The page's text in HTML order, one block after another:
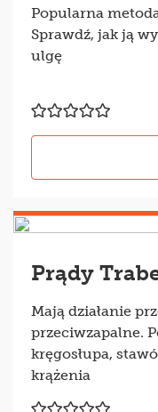
Popularna
Sprawdź, jak ją
ulgę
Prądy
Mają działanie
przeciwzapalne.
kręgosłupa,
krążenia